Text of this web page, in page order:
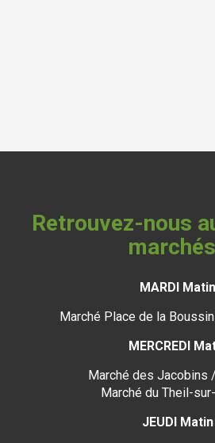
Retrouvez-nous
MARDI Matin
Marché Place de la
MERCREDI
Marché des Jacobins
Marché du Theil-
JEUDI Matin